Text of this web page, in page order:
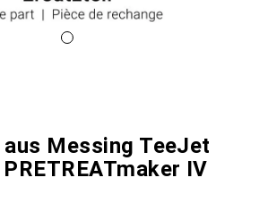
Messing TeeJet
IV